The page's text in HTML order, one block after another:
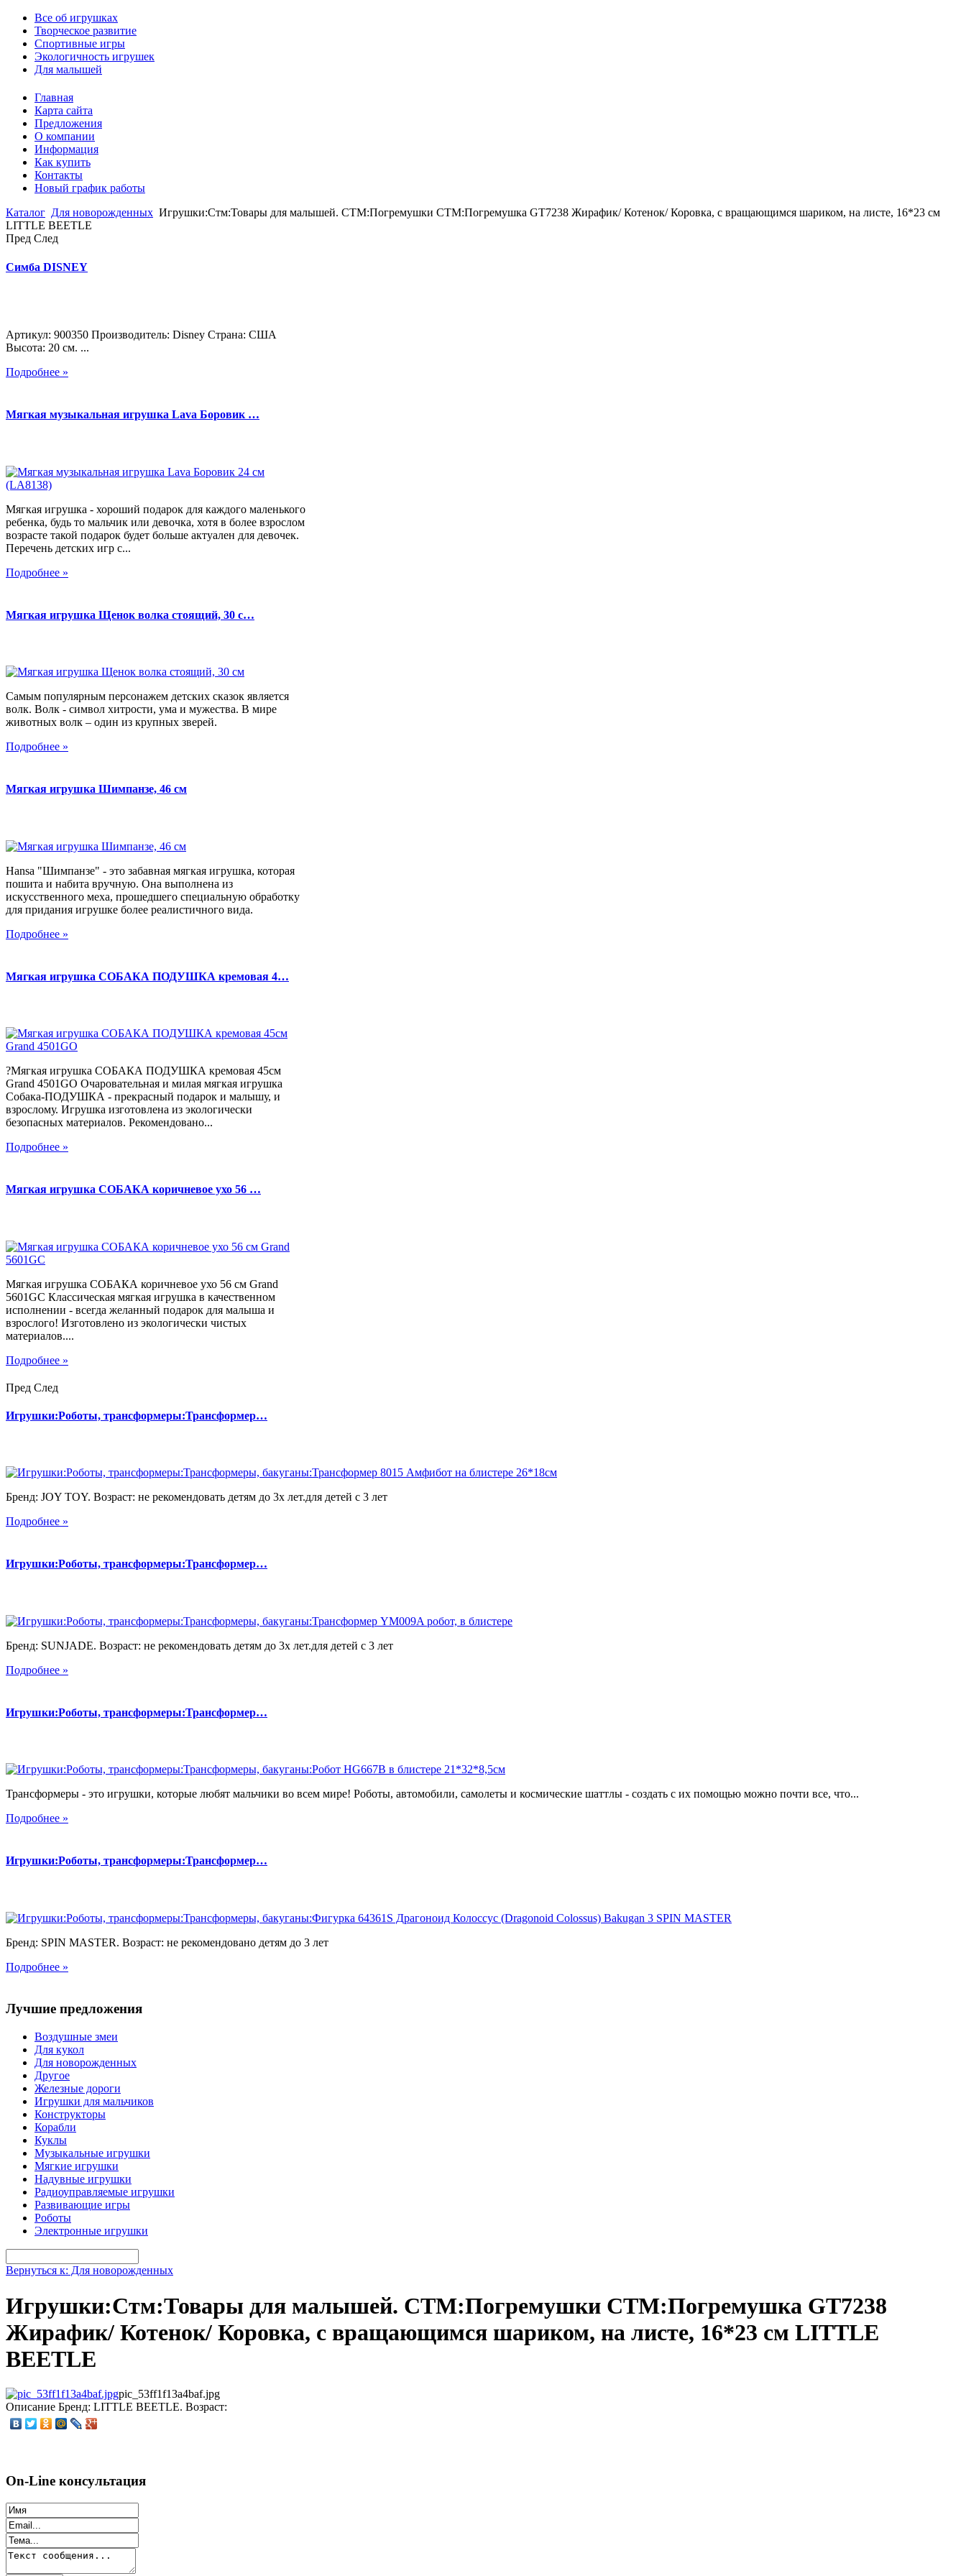
Все об игрушках
Творческое развитие
Спортивные игры
Экологичность игрушек
Для малышей
Главная
Карта сайта
Предложения
О компании
Информация
Как купить
Контакты
Новый график работы
Каталог Для новорожденных Игрушки:Стм:Товары для малышей. СТМ:Погремушки СТМ:Погремушка GT7238 Жирафик/ Котенок/ Коровка, с вращающимся шариком, на листе, 16*23 см
LITTLE BEETLE
Пред След
Симба DISNEY
Артикул: 900350 Производитель: Disney Страна: США
Высота: 20 см. ...
Подробнее »
Мягкая музыкальная игрушка Lava Боровик …
Мягкая игрушка - хороший подарок для каждого маленького
ребенка, будь то мальчик или девочка, хотя в более взрослом
возрасте такой подарок будет больше актуален для девочек.
Перечень детских игр с...
Подробнее »
Мягкая игрушка Щенок волка стоящий, 30 с…
Самым популярным персонажем детских сказок является
волк. Волк - символ хитрости, ума и мужества. В мире
животных волк – один из крупных зверей.
Подробнее »
Мягкая игрушка Шимпанзе, 46 см
Hansa "Шимпанзе" - это забавная мягкая игрушка, которая
пошита и набита вручную. Она выполнена из
искусственного меха, прошедшего специальную обработку
для придания игрушке более реалистичного вида.
Подробнее »
Мягкая игрушка СОБАКА ПОДУШКА кремовая 4…
?Мягкая игрушка СОБАКА ПОДУШКА кремовая 45см
Grand 4501GO Очаровательная и милая мягкая игрушка
Собака-ПОДУШКА - прекрасный подарок и малышу, и
взрослому. Игрушка изготовлена из экологически
безопасных материалов. Рекомендовано...
Подробнее »
Мягкая игрушка СОБАКА коричневое ухо 56 …
Мягкая игрушка СОБАКА коричневое ухо 56 см Grand
5601GC Классическая мягкая игрушка в качественном
исполнении - всегда желанный подарок для малыша и
взрослого! Изготовлено из экологически чистых
материалов....
Подробнее »
Пред След
Игрушки:Роботы, трансформеры:Трансформер…
Бренд: JOY TOY. Возраст: не рекомендовать детям до 3х лет.для детей с 3 лет
Подробнее »
Игрушки:Роботы, трансформеры:Трансформер…
Бренд: SUNJADE. Возраст: не рекомендовать детям до 3х лет.для детей с 3 лет
Подробнее »
Игрушки:Роботы, трансформеры:Трансформер…
Трансформеры - это игрушки, которые любят мальчики во всем мире! Роботы, автомобили, самолеты и космические шаттлы - создать с их помощью можно почти все, что...
Подробнее »
Игрушки:Роботы, трансформеры:Трансформер…
Бренд: SPIN MASTER. Возраст: не рекомендовано детям до 3 лет
Подробнее »
Лучшие предложения
Воздушные змеи
Для кукол
Для новорожденных
Другое
Железные дороги
Игрушки для мальчиков
Конструкторы
Корабли
Куклы
Музыкальные игрушки
Мягкие игрушки
Надувные игрушки
Радиоуправляемые игрушки
Развивающие игры
Роботы
Электронные игрушки
Вернуться к: Для новорожденных
Игрушки:Стм:Товары для малышей. СТМ:Погремушки СТМ:Погремушка GT7238
Жирафик/ Котенок/ Коровка, с вращающимся шариком, на листе, 16*23 см LITTLE
BEETLE
pic_53ff1f13a4baf.jpg
Описание Бренд: LITTLE BEETLE. Возраст:
On-Line консультация